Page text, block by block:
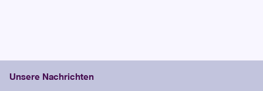
Unsere Nachrichten